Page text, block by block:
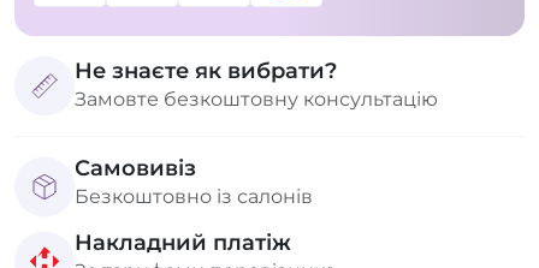
Не знаєте як вибрати?
Замовте безкоштовну консультацію
Самовивіз
Безкоштовно із салонів
Накладний платіж